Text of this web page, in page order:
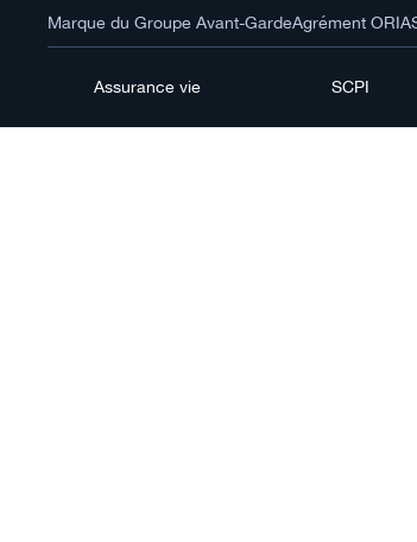
Marque du Groupe Avant-GardeAgrément
Assurance vie SCPI